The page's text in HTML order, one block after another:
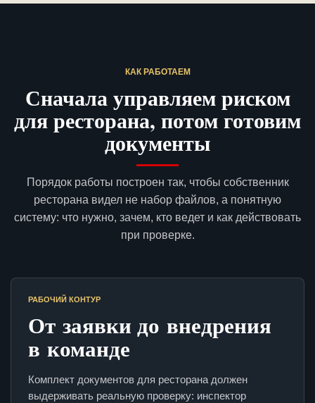
КАК РАБОТАЕМ
Сначала управляем риском
для ресторана, потом готовим
документы
Порядок работы построен так, чтобы собственник
ресторана видел не набор файлов, а понятную
систему: что нужно, зачем, кто ведет и как действовать
при проверке.
РАБОЧИЙ КОНТУР
От заявки до внедрения
в команде
Комплект документов для ресторана должен
выдерживать реальную проверку: инспектор